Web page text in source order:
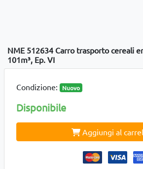
NME 512634 Carro trasporto cereali
101m³, Ep. VI
Condizione: Nuovo
Disponibile
Aggiungi al